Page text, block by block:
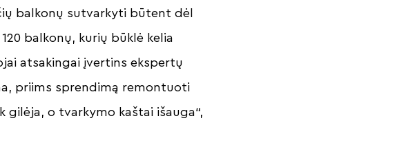
balkonų sutvarkyti būtent dėl
balkonų, kurių būklė kelia
atsakingai įvertins ekspertų
priims sprendimą remontuoti
o tvarkymo kaštai išauga“,